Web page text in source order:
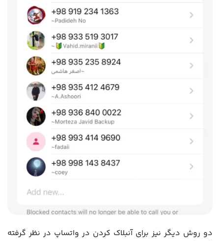
دو روش دیگر نیز برای آنبلاک کردن در واتساپ در نظر گرفته